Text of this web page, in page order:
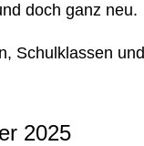
doch ganz neu.
Schulklassen
2025